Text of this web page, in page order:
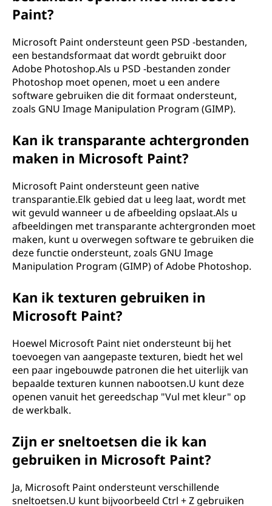
Paint?
Microsoft Paint ondersteunt geen PSD -bestanden,
een bestandsformaat dat wordt gebruikt door
Adobe Photoshop.Als u PSD -bestanden zonder
Photoshop moet openen, moet u een andere
software gebruiken die dit formaat ondersteunt,
zoals GNU Image Manipulation Program (GIMP).
Kan ik transparante achtergronden
maken in Microsoft Paint?
Microsoft Paint ondersteunt geen native
transparantie.Elk gebied dat u leeg laat, wordt met
wit gevuld wanneer u de afbeelding opslaat.Als u
afbeeldingen met transparante achtergronden moet
maken, kunt u overwegen software te gebruiken die
deze functie ondersteunt, zoals GNU Image
Manipulation Program (GIMP) of Adobe Photoshop.
Kan ik texturen gebruiken in
Microsoft Paint?
Hoewel Microsoft Paint niet ondersteunt bij het
toevoegen van aangepaste texturen, biedt het wel
een paar ingebouwde patronen die het uiterlijk van
bepaalde texturen kunnen nabootsen.U kunt deze
openen vanuit het gereedschap "Vul met kleur" op
de werkbalk.
Zijn er sneltoetsen die ik kan
gebruiken in Microsoft Paint?
Ja, Microsoft Paint ondersteunt verschillende
sneltoetsen.U kunt bijvoorbeeld Ctrl + Z gebruiken